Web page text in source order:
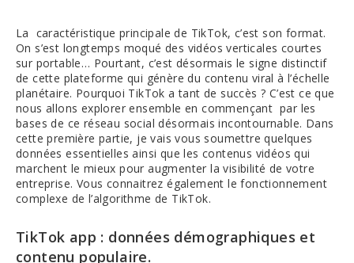
La caractéristique principale de TikTok, c’est son format.
On s’est longtemps moqué des vidéos verticales courtes
sur portable… Pourtant, c’est désormais le signe distinctif
de cette plateforme qui génère du contenu viral à l’échelle
planétaire. Pourquoi TikTok a tant de succès ? C’est ce que
nous allons explorer ensemble en commençant par les
bases de ce réseau social désormais incontournable. Dans
cette première partie, je vais vous soumettre quelques
données essentielles ainsi que les contenus vidéos qui
marchent le mieux pour augmenter la visibilité de votre
entreprise. Vous connaitrez également le fonctionnement
complexe de l’algorithme de TikTok.
TikTok app : données démographiques et
contenu populaire.